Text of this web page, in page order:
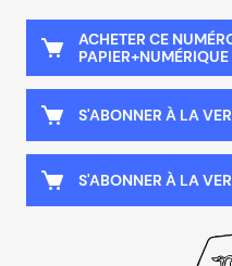
ACHETER CE
PAPIER+NUMÉRIQUE
S'ABONNER À LA
S'ABONNER À LA